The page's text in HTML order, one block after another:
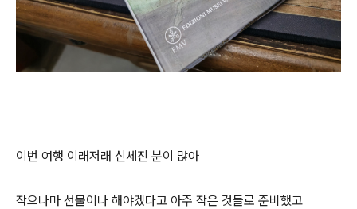
이번 여행 이래저래 신세진 분이 많아
작으나마 선물이나 해야겠다고 아주 작은 것들로 준비했고